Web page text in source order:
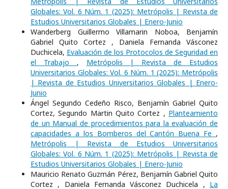
Globales: Vol. 6 Núm. 1 (2025): Metrópolis | Revista de
Estudios Universitarios Globales | Enero-Junio
Wanderberg Guillermo Villamarin Noboa, Benjamín
Gabriel Quito Cortez , Daniela Fernanda Vásconez
Duchicela, Evaluación de los Protocolos de Seguridad en
el Trabajo , Metrópolis | Revista de Estudios
Universitarios Globales: Vol. 6 Núm. 1 (2025): Metrópolis
| Revista de Estudios Universitarios Globales | Enero-
Junio
Ángel Segundo Cedeño Risco, Benjamín Gabriel Quito
Cortez, Segundo Martin Quito Cortez , Planteamiento
de un Manual de procedimientos para la evaluación de
capacidades a los Bomberos del Cantón Buena Fe ,
Metrópolis | Revista de Estudios Universitarios
Globales: Vol. 6 Núm. 1 (2025): Metrópolis | Revista de
Estudios Universitarios Globales | Enero-Junio
Mauricio Renato Guzmán Pérez, Benjamín Gabriel Quito
Cortez , Daniela Fernanda Vásconez Duchicela , La